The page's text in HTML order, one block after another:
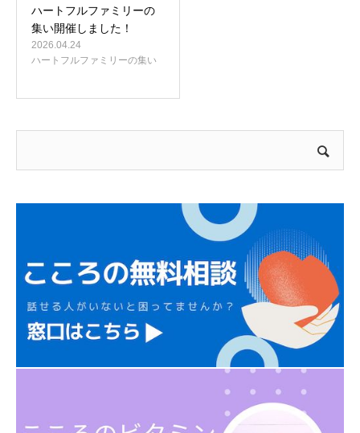
ハートフルファミリーの
集い開催しました！
2026.04.24
ハートフルファミリーの集い